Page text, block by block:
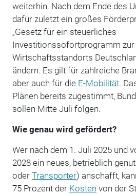
weiterhin. Nach dem Ende des
dafür zuletzt ein großes
„Gesetz für ein steuerliches
Investitionssofortprogramm zur
Wirtschaftsstandorts
ändern. Es gilt für zahlreiche
aber auch für die E-Mobilität.
Plänen bereits zugestimmt,
sollen Mitte Juli folgen.
Wie genau wird gefördert?
Wer nach dem 1. Juli 2025 und
2028 ein neues, betrieblich
oder Transporter) anschafft,
75 Prozent der Kosten von der